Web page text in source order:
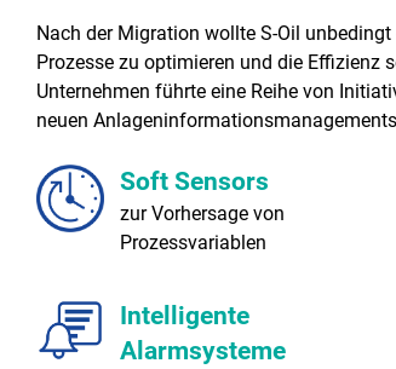
Nach der Migration wollte S-Oil
Prozesse zu optimieren und die Effizienz
Unternehmen führte eine Reihe von
neuen
Soft Sensors
zur Vorhersage von
Prozessvariablen
Intelligente
Alarmsysteme